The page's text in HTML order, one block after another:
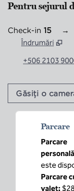
Pentru sejurul
Check-in 15 →
Îndrumări
Deschide o filă
+506 2103
Găsiți o
Parcare
Parcare
personală
este
Parcare
valet: